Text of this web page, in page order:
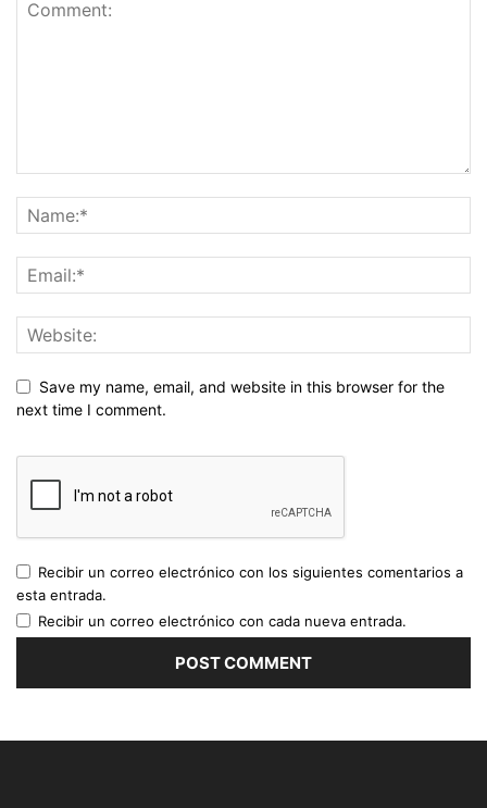
Save my name, email, and website in this browser for the
next time I comment.
Recibir un correo electrónico con los siguientes comentarios a
esta entrada.
Recibir un correo electrónico con cada nueva entrada.